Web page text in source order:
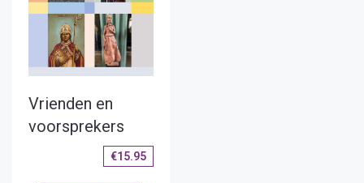
Vrienden en
voorsprekers
€15.95